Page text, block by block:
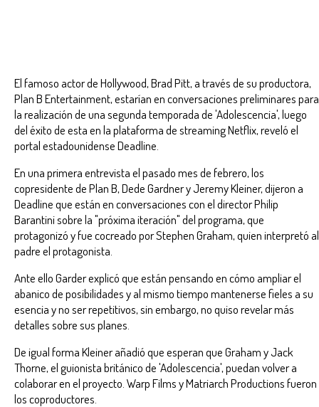
El famoso actor de Hollywood, Brad Pitt, a través de su productora,
Plan B Entertainment, estarían en conversaciones preliminares para
la realización de una segunda temporada de 'Adolescencia', luego
del éxito de esta en la plataforma de streaming Netflix, reveló el
portal estadounidense Deadline.
En una primera entrevista el pasado mes de febrero, los
copresidente de Plan B, Dede Gardner y Jeremy Kleiner, dijeron a
Deadline que están en conversaciones con el director Philip
Barantini sobre la "próxima iteración" del programa, que
protagonizó y fue cocreado por Stephen Graham, quien interpretó al
padre el protagonista.
Ante ello Garder explicó que están pensando en cómo ampliar el
abanico de posibilidades y al mismo tiempo mantenerse fieles a su
esencia y no ser repetitivos, sin embargo, no quiso revelar más
detalles sobre sus planes.
De igual forma Kleiner añadió que esperan que Graham y Jack
Thorne, el guionista británico de 'Adolescencia', puedan volver a
colaborar en el proyecto. Warp Films y Matriarch Productions fueron
los coproductores.